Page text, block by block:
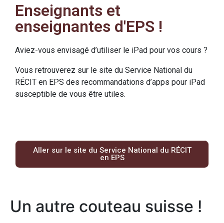
Enseignants et
enseignantes d'EPS !
Aviez-vous envisagé d’utiliser le iPad pour vos cours ?
Vous retrouverez sur le site du Service National du
RÉCIT en EPS des recommandations d’apps pour iPad
susceptible de vous être utiles.
Aller sur le site du Service National du RÉCIT
en EPS
Un autre couteau suisse !